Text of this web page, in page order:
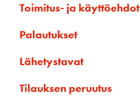
Toimitus- ja käyttöehdot
Palautukset
Lähetystavat
Tilauksen peruutus